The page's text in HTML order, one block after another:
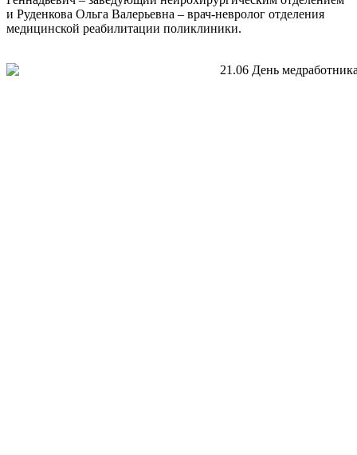
и Руденкова Ольга Валерьевна – врач-невролог отделения
медицинской реабилитации поликлиники.